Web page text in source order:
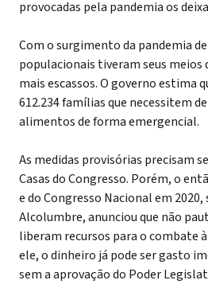
provocadas pela pandemia os
Com o surgimento da pandemia
populacionais tiveram seus meios
mais escassos. O governo estima
612.234 famílias que necessitem
alimentos de forma emergencial.
As medidas provisórias precisam
Casas do Congresso. Porém, o
e do Congresso Nacional em 2020,
Alcolumbre, anunciou que não
liberam recursos para o combate
ele, o dinheiro já pode ser gasto
sem a aprovação do Poder